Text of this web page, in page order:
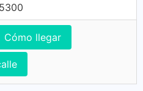
Cómo llegar